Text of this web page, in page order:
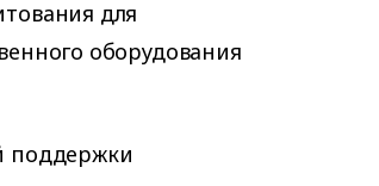
для
оборудования
поддержки